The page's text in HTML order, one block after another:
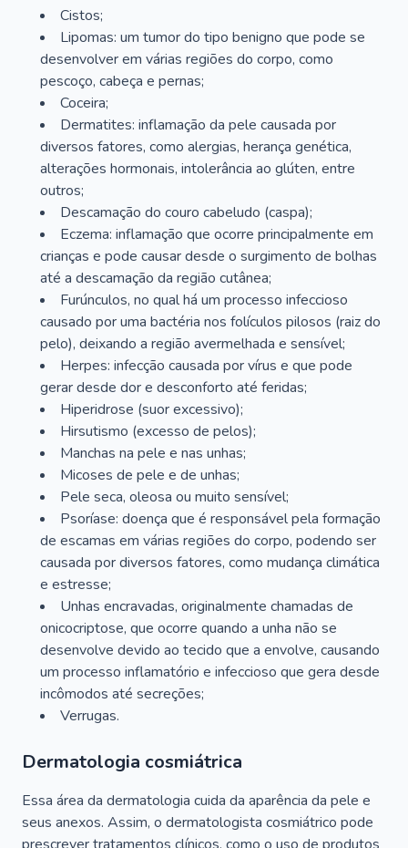
Cistos;
Lipomas: um tumor do tipo benigno que pode se
desenvolver em várias regiões do corpo, como
pescoço, cabeça e pernas;
Coceira;
Dermatites: inflamação da pele causada por
diversos fatores, como alergias, herança genética,
alterações hormonais, intolerância ao glúten, entre
outros;
Descamação do couro cabeludo (caspa);
Eczema: inflamação que ocorre principalmente em
crianças e pode causar desde o surgimento de bolhas
até a descamação da região cutânea;
Furúnculos, no qual há um processo infeccioso
causado por uma bactéria nos folículos pilosos (raiz do
pelo), deixando a região avermelhada e sensível;
Herpes: infecção causada por vírus e que pode
gerar desde dor e desconforto até feridas;
Hiperidrose (suor excessivo);
Hirsutismo (excesso de pelos);
Manchas na pele e nas unhas;
Micoses de pele e de unhas;
Pele seca, oleosa ou muito sensível;
Psoríase: doença que é responsável pela formação
de escamas em várias regiões do corpo, podendo ser
causada por diversos fatores, como mudança climática
e estresse;
Unhas encravadas, originalmente chamadas de
onicocriptose, que ocorre quando a unha não se
desenvolve devido ao tecido que a envolve, causando
um processo inflamatório e infeccioso que gera desde
incômodos até secreções;
Verrugas.
Dermatologia cosmiátrica
Essa área da dermatologia cuida da aparência da pele e
seus anexos. Assim, o dermatologista cosmiátrico pode